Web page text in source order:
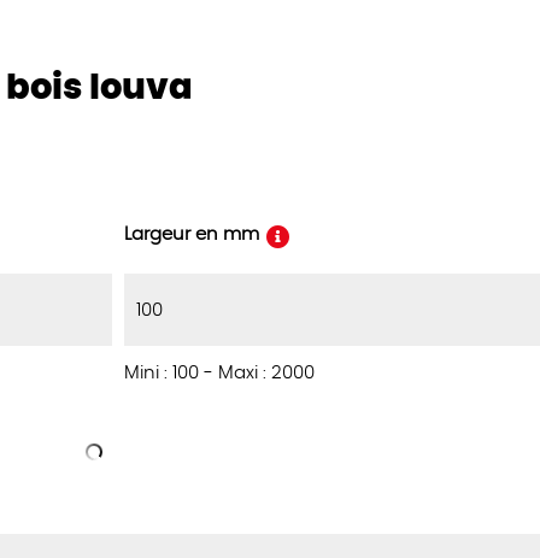
louva
Largeur en mm
Mini : 100- Maxi : 2000